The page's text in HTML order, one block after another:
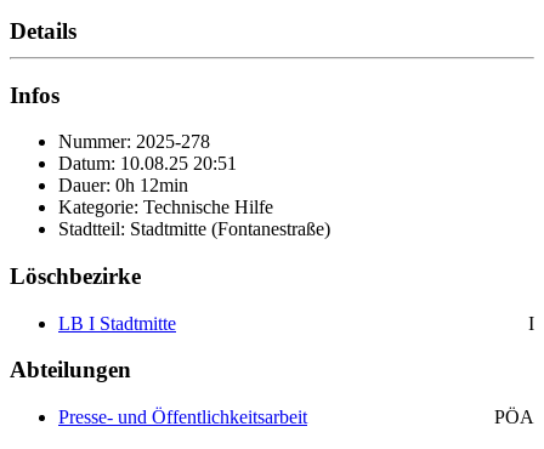
Details
Infos
Nummer: 2025-278
Datum: 10.08.25 20:51
Dauer: 0h 12min
Kategorie: Technische Hilfe
Stadtteil: Stadtmitte (Fontanestraße)
Löschbezirke
LB I Stadtmitte I
Abteilungen
Presse- und Öffentlichkeitsarbeit PÖA